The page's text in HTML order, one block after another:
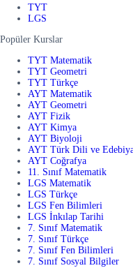
TYT
LGS
Popüler Kurslar
TYT Matematik
TYT Geometri
TYT Türkçe
AYT Matematik
AYT Geometri
AYT Fizik
AYT Kimya
AYT Biyoloji
AYT Türk Dili ve
AYT Coğrafya
11. Sınıf Matematik
LGS Matematik
LGS Türkçe
LGS Fen Bilimleri
LGS İnkılap Tarihi
7. Sınıf Matematik
7. Sınıf Türkçe
7. Sınıf Fen Bilimleri
7. Sınıf Sosyal Bilgiler